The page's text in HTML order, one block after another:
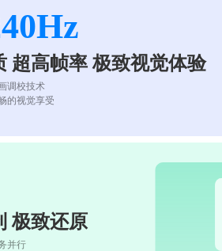
超高帧率 极致视觉体验
调校技术
的视觉享受
极致还原
并行